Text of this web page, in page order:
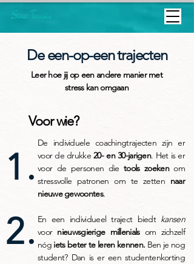
De een-op-een trajecten
Leer hoe jij op een andere manier met
stress kan omgaan
Voor wie?
De individuele coachingtrajecten zijn er
voor de drukke20- en 30-jarigen. Het is er
voor de personen dietools zoekenom
stressvolle patronen om te zetten naar
nieuwe gewoontes.
En een individueel traject biedt kansen
voor nieuwsgierige millenials om zichzelf
nóg iets beter te leren kennen. Ben je nog
student? Dan is er een studentenkorting
1.
2.